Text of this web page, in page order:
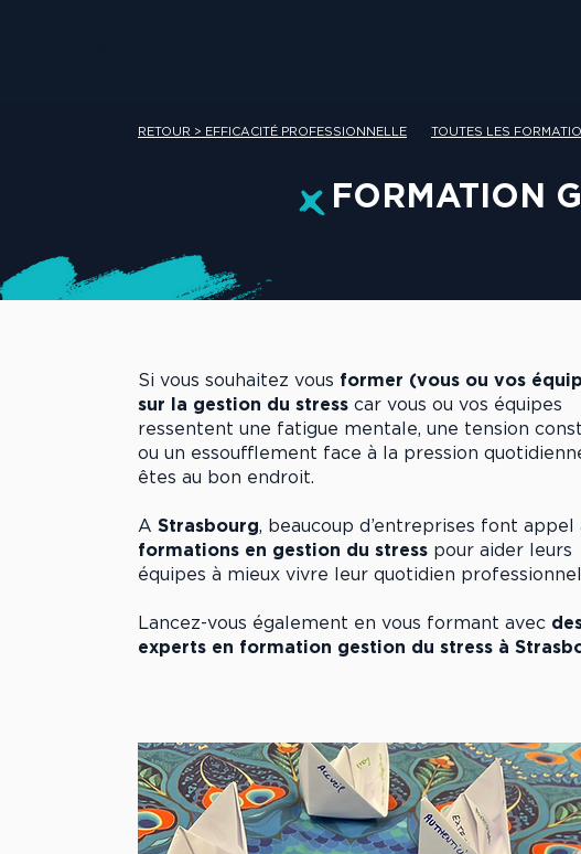
RETOUR > EFFICACITÉ PROFESSIONNELLE TOUTES LES
FORMATION
Si vous souhaitez vous former (vous ou vos
sur la gestion du stress car vous ou vos équipes
ressentent une fatigue mentale, une tension
ou un essoufflement face à la pression
êtes au bon endroit.
A Strasbourg, beaucoup d’entreprises font appel
formations en gestion du stress pour aider leurs
équipes à mieux vivre leur quotidien
Lancez-vous également en vous formant avec
experts en formation gestion du stress à